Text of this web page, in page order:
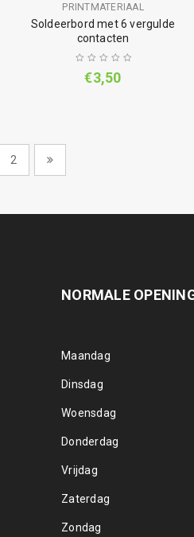
PRINTMATERIAAL
Soldeerbord met 6 vergulde
contacten
€3,50
2
NORMALE
Maandag
Dinsdag
Woensdag
Donderdag
Vrijdag
Zaterdag
Zondag